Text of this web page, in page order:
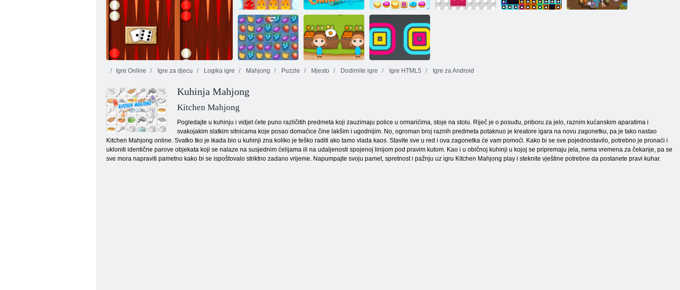
Gems: Bubbles
Klasična backgammon
Puding zemlja 2 Morska strana Cookie Crush 2
Voćna drobljenje
Igre Online Igre za djecu Logika igre Mahjong Puzzle Mjesto Dodirnite igre Igre HTML5 Igre za Android
Kuhinja Mahjong
Kitchen Mahjong
Pogledajte u kuhinju i vidjet ćete puno različitih predmeta koji zauzimaju police u ormarićima, stoje na stolu. Riječ je o posuđu, priboru za jelo, raznim kućanskim aparatima i
svakojakim slatkim sitnicama koje posao domaćice čine lakšim i ugodnijim. No, ogroman broj raznih predmeta potaknuo je kreatore igara na novu zagonetku, pa je tako nastao
Kitchen Mahjong online. Svatko tko je ikada bio u kuhinji zna koliko je teško raditi ako tamo vlada kaos. Stavite sve u red i ova zagonetka će vam pomoći. Kako bi se sve pojednostavilo, potrebno je pronaći i
ukloniti identične parove objekata koji se nalaze na susjednim ćelijama ili na udaljenosti spojenoj linijom pod pravim kutom. Kao i u običnoj kuhinji u kojoj se pripremaju jela, nema vremena za čekanje, pa se
sve mora napraviti pametno kako bi se ispoštovalo striktno zadano vrijeme. Napumpajte svoju pamet, spretnost i pažnju uz igru Kitchen Mahjong play i steknite vještine potrebne da postanete pravi kuhar.